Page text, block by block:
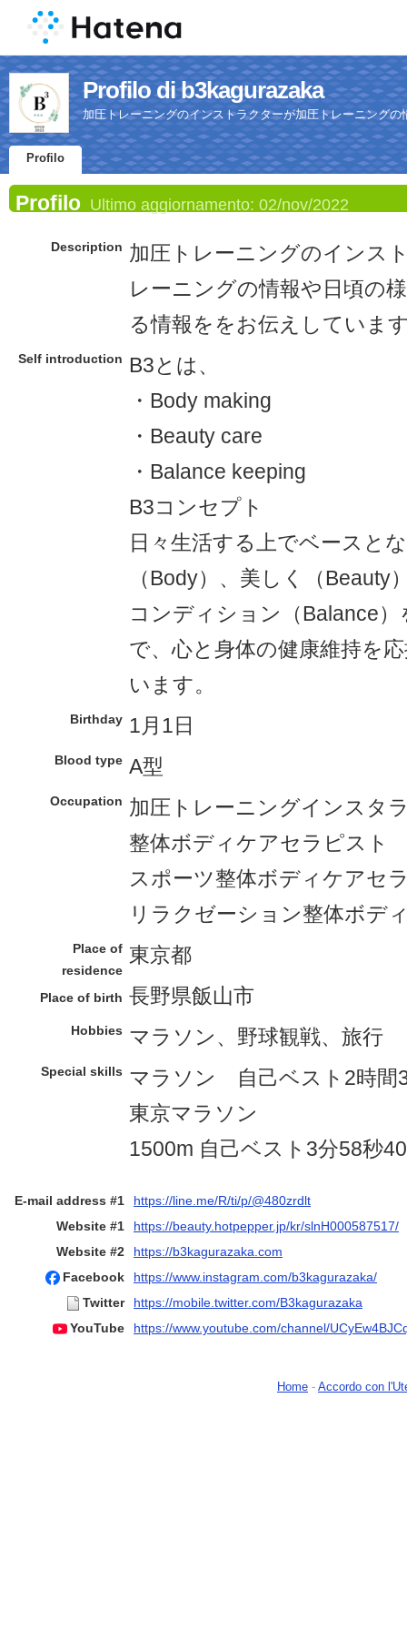
Profilo di b3kagurazaka
加圧トレーニングのインストラクターが加圧トレーニング
Profilo
Profilo Ultimo aggiornamento: 02/nov/2022
Description 加圧トレーニングのインス
レーニングの情報や日頃の
る情報ををお伝えしていま
Self introduction
B3とは、
・Body making
・Beauty care
・Balance keeping
B3コンセプト
日々生活する上でベースと
（Body）、美しく（Beauty
コンディション（Balance
で、心と身体の健康維持を
います。
Birthday 1月1日
Blood type A型
Occupation 加圧トレーニングインスタ
整体ボディケアセラピスト
スポーツ整体ボディケアセ
リラクゼーション整体ボデ
Place of
residence
東京都
Place of birth 長野県飯山市
Hobbies マラソン、野球観戦、旅行
Special skills マラソン 自己ベスト2時
東京マラソン
1500m 自己ベスト3分58秒
E-mail address #1
https://line.me/R/ti/p/@480zrdlt
Website #1
https://beauty.hotpepper.jp/kr/slnH000587517/
Website #2
https://b3kagurazaka.com
Facebook
https://www.instagram.com/b3kagurazaka/
Twitter
https://mobile.twitter.com/B3kagurazaka
YouTube
https://www.youtube.com/channel/
Home - Accordo con